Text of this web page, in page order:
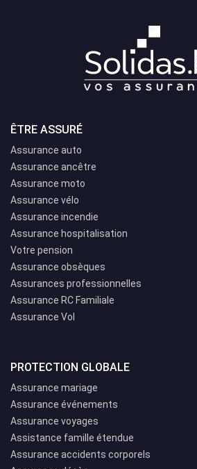
ÊTRE ASSURÉ
Assurance auto
Assurance ancêtre
Assurance moto
Assurance vélo
Assurance incendie
Assurance hospitalisation
Votre pension
Assurance obsèques
Assurances professionnelles
Assurance RC Familiale
Assurance Vol
PROTECTION GLOBALE
Assurance mariage
Assurance événements
Assurance voyages
Assistance famille étendue
Assurance accidents corporels